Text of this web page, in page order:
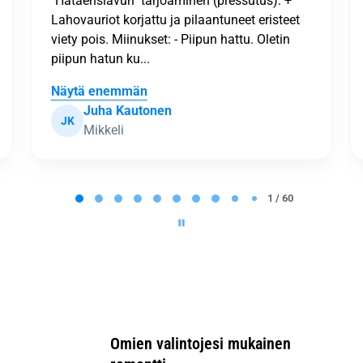
LN
Lea Nurmijoki
Tammela
2 / 60
Omien valintojesi mukainen